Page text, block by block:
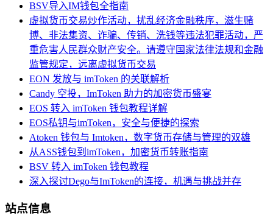
BSV导入IM钱包全指南
虚拟货币交易炒作活动，扰乱经济金融秩序，滋生赌
博、非法集资、诈骗、传销、洗钱等违法犯罪活动，严
重危害人民群众财产安全。请遵守国家法律法规和金融
监管规定，远离虚拟货币交易
EON 发放与 imToken 的关联解析
Candy 空投，ImToken 助力的加密货币盛宴
EOS 转入 imToken 钱包教程详解
EOS私钥与imToken，安全与便捷的探索
Atoken 钱包与 Imtoken，数字货币存储与管理的双雄
从ASS钱包到imToken，加密货币转账指南
BSV 转入 imToken 钱包教程
深入探讨Dego与ImToken的连接，机遇与挑战并存
站点信息